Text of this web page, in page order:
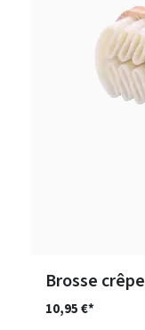
Brosse crêpe
10,95 €*